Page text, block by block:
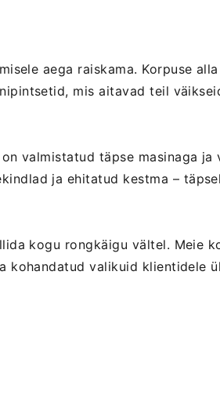
aega raiskama. Korpuse
mis aitavad teil
valmistatud täpse masinaga
ja ehitatud kestma –
kogu rongkäigu vältel. Meie
valikuid klientidele